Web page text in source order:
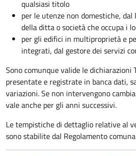
qualsiasi titolo
per le utenze non domestiche,
della ditta o società che occupa i
per gli edifici in multiproprietà e
integrati, dal gestore dei servizi
Sono comunque valide le dichiarazioni
presentate e registrate in banca dati,
variazioni. Se non intervengono
vale anche per gli anni successivi.
Le tempistiche di dettaglio relative al
sono stabilite dal Regolamento